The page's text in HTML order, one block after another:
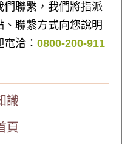
聯繫，我們將指派
聯繫方式向您說明
洽： 0800-200-911
識
頁